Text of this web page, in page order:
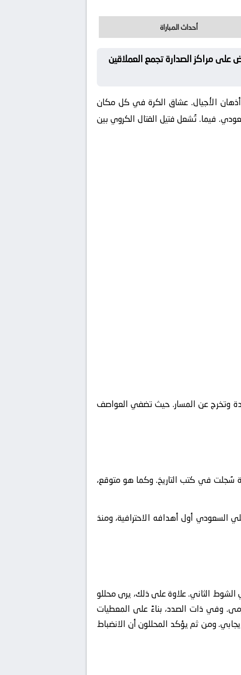
أحداث المباراة
مراكز الصدارة تجمع العملاقين
الأجيال. عشاق الكرة في كل مكان
فيما. تُشعل فتيل القتال الكروي بين
وتخرج عن المسار. حيث تضفي العواصف
سُجلت في كتب التاريخ. وكما هو متوقع،
أول أهدافه الاحترافية، ومنذ
الشوط الثاني. علاوة على ذلك، يرى محللو
وفي ذات الصدد، بناءً على المعطيات
ومن ثم يؤكد المحللون أن الانضباط